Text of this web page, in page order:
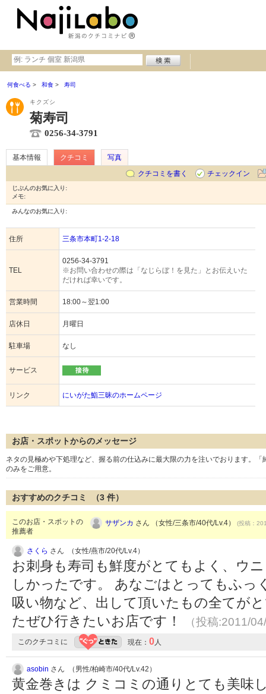
何食べる 和食 寿司
キクズシ
菊寿司
0256-34-3791
基本情報 クチコミ
写真
クチコミを書く
チェックイン
じぶんのお気に入り:
メモ:
みんなのお気に入り:
住所 三条市本町1-2-18
TEL
0256-34-3791
※お問い合わせの際は「なじらぼ！を見た」とお伝えいた
だければ幸いです。
営業時間 18:00～翌1:00
店休日 月曜日
駐車場 なし
サービス
リンク にいがた鮨三昧のホームページ
お店・スポットからのメッセージ
ネタの見極めや下処理など、握る前の仕込みに最大限の力を注いでおります。
のみをご用意。
おすすめのクチコミ （3 件）
このお店・スポットの
推薦者
サザンカ さん （女性/三条市/40代/Lv.4） (投稿：
さくら さん （女性/燕市/20代/Lv.4）
お刺身も寿司も鮮度がとてもよく、ウ
しかったです。 あなごはとってもふっ
吸い物など、出して頂いたもの全てが
たぜひ行きたいお店です！
（投稿:2011/
このクチコミに 現在： 0人
asobin さん （男性/柏崎市/40代/Lv.42）
黄金巻きは クミコミの通りとても美味